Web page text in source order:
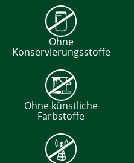
Ohne
Konservierungsstoffe
Ohne künstliche
Farbstoffe